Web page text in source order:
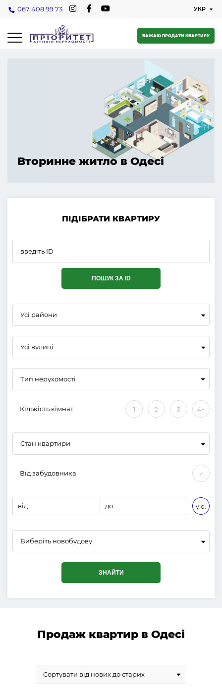
067 408 99 73
БАЖАЮ ПРОДАТИ КВАРТИРУ
Вторинне житло в Одесі
ПІДІБРАТИ КВАРТИРУ
ПОШУК ЗА ID
Усі райони
Усі вулиці
Кількість кімнат 1 2 3 4+
Стан квартири
Від забудовника ✓
від до у.о.
Виберіть новобудову
ЗНАЙТИ
Продаж квартир в Одесі